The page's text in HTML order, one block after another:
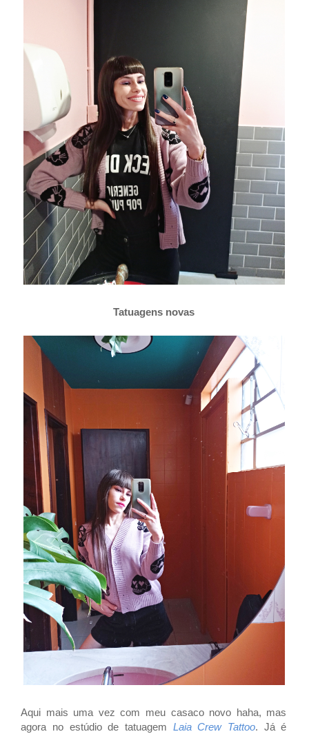
Tatuagens novas
Aqui mais uma vez com meu casaco novo haha, mas
agora no estúdio de tatuagem Laia Crew Tattoo. Já é